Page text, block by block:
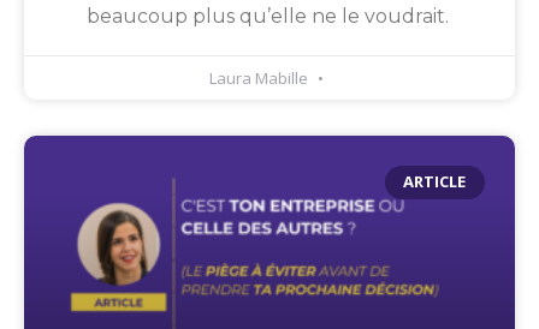
beaucoup plus qu’elle ne le voudrait.
Laura Mabille
ARTICLE